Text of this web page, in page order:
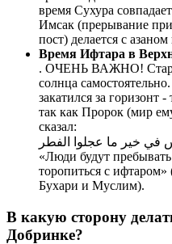
время Сухура
Имсак (прерывание
пост) делается с
Время Ифтара в
. ОЧЕНЬ ВАЖНО!
солнца
закатился за горизонт
так как Пророк (мир
сказал:
في خير ما عجلوا الفطر
«Люди будут
торопиться с
Бухари и Муслим).
В какую сторону
Добринке?